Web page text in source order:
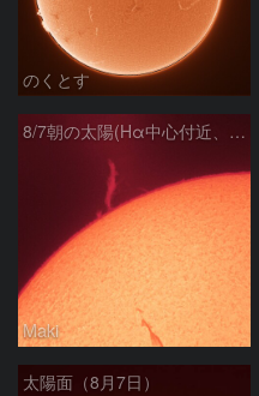
のくとす
8/7朝の太陽(Hα中心付近、プロミネンス)
Maki
太陽面（8月7日）